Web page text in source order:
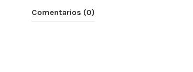
Comentarios (0)